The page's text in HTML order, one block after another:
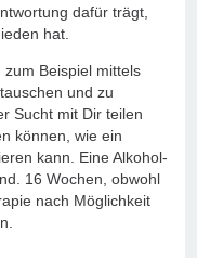
dafür trägt,
hat.
Beispiel mittels
und zu
Sucht mit Dir teilen
können, wie ein
kann. Eine Alkohol-
16 Wochen, obwohl
nach Möglichkeit